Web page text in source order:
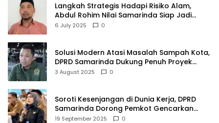
Langkah Strategis Hadapi Risiko Alam,
Abdul Rohim Nilai Samarinda Siap Jadi
Pusat Logistik Bencana Kalimantan
6 July 2025 0
Solusi Modern Atasi Masalah Sampah Kota,
DPRD Samarinda Dukung Penuh Proyek
PLTSA
3 August 2025 0
Soroti Kesenjangan di Dunia Kerja, DPRD
Samarinda Dorong Pemkot Gencarkan
Pemberdayaan Perempuan
19 September 2025 0